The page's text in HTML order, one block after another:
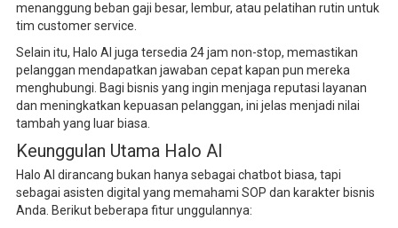
menanggung beban gaji besar, lembur, atau pelatihan rutin untuk
tim customer service.
Selain itu, Halo AI juga tersedia 24 jam non-stop, memastikan
pelanggan mendapatkan jawaban cepat kapan pun mereka
menghubungi. Bagi bisnis yang ingin menjaga reputasi layanan
dan meningkatkan kepuasan pelanggan, ini jelas menjadi nilai
tambah yang luar biasa.
Keunggulan Utama Halo AI
Halo AI dirancang bukan hanya sebagai chatbot biasa, tapi
sebagai asisten digital yang memahami SOP dan karakter bisnis
Anda. Berikut beberapa fitur unggulannya: